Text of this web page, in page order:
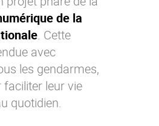
de la
. Cette
avec
les gendarmes,
leur vie
quotidien.